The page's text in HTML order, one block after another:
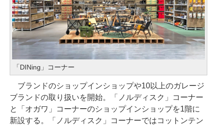
「DINing」コーナー
ブランドのショップインショップや10以上のガレージ
ブランドの取り扱いを開始。「ノルディスク」コーナー
と「オガワ」コーナーのショップインショップを1階に
新設する。「ノルディスク」コーナーではコットンテン